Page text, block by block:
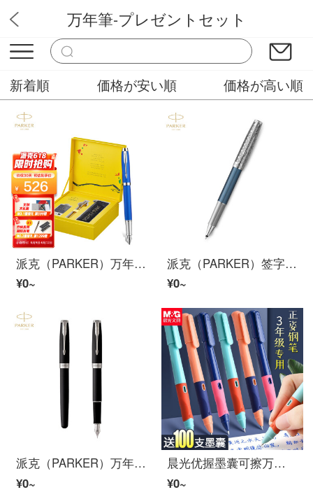
青木文房具
万年筆-プレゼントセット
新着順 価格が安い順 価格が高い順
派克（PARKER）万年筆 签字笔 商务送礼 学生练字书法礼品 男女生日礼物 IM国风克莱因墨水笔+如鱼化龙礼盒
¥0~
派克（PARKER）签字笔 卓尔系列致臻蔚蓝宝珠笔
¥0~
派克（PARKER）万年筆 签字笔 商务办公送礼 男女生日礼物 学生练字 卓尔系列磨砂黑白夹墨水笔
¥0~
晨光优握墨囊可擦万年筆套装 卡通正姿练字万年筆3-5年级小学生专用 可替换墨囊墨水两用 黑色 2卡装（共2支万年筆+12支墨囊）
¥0~